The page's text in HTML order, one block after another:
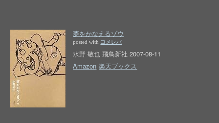
夢をかなえるゾウ
posted with ヨメレバ
水野 敬也 飛鳥新社 2007-08-11
Amazon 楽天ブックス